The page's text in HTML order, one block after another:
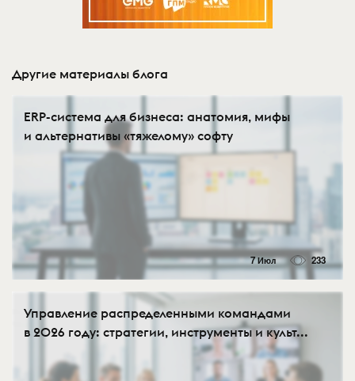
Другие материалы блога
ERP-система для бизнеса: анатомия, мифы
и альтернативы «тяжелому» софту
7 Июл 233
Управление распределенными командами
в 2026 году: стратегии, инструменты и культ...